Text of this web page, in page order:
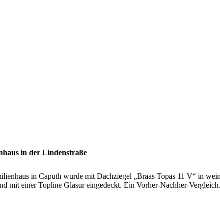
in der Lindenstraße
in Caputh wurde mit Dachziegel „Braas Topas 11 V“ in
mit einer Topline Glasur eingedeckt. Ein Vorher-Nachher-Vergleich.